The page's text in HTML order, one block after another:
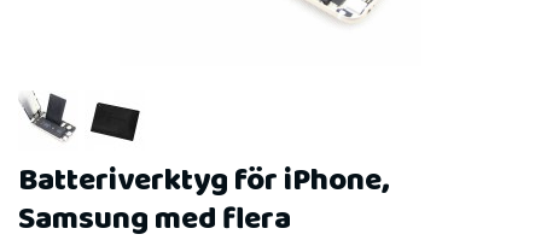
Batteriverktyg för iPhone,
Samsung med flera